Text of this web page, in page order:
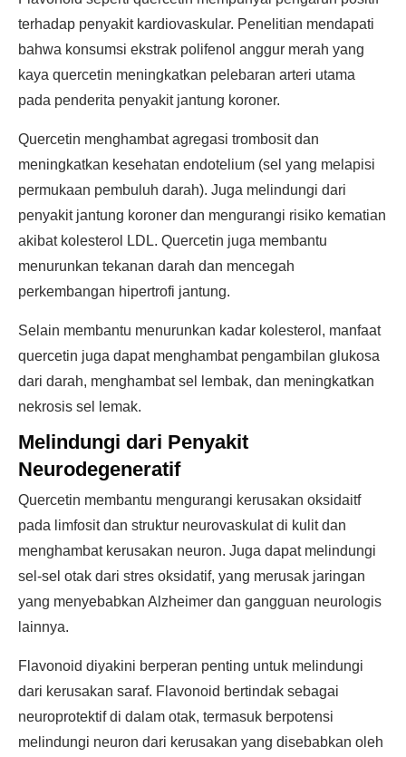
terhadap penyakit kardiovaskular. Penelitian mendapati
bahwa konsumsi ekstrak polifenol anggur merah yang
kaya quercetin meningkatkan pelebaran arteri utama
pada penderita penyakit jantung koroner.
Quercetin menghambat agregasi trombosit dan
meningkatkan kesehatan endotelium (sel yang melapisi
permukaan pembuluh darah). Juga melindungi dari
penyakit jantung koroner dan mengurangi risiko kematian
akibat kolesterol LDL. Quercetin juga membantu
menurunkan tekanan darah dan mencegah
perkembangan hipertrofi jantung.
Selain membantu menurunkan kadar kolesterol, manfaat
quercetin juga dapat menghambat pengambilan glukosa
dari darah, menghambat sel lembak, dan meningkatkan
nekrosis sel lemak.
Melindungi dari Penyakit
Neurodegeneratif
Quercetin membantu mengurangi kerusakan oksidaitf
pada limfosit dan struktur neurovaskulat di kulit dan
menghambat kerusakan neuron. Juga dapat melindungi
sel-sel otak dari stres oksidatif, yang merusak jaringan
yang menyebabkan Alzheimer dan gangguan neurologis
lainnya.
Flavonoid diyakini berperan penting untuk melindungi
dari kerusakan saraf. Flavonoid bertindak sebagai
neuroprotektif di dalam otak, termasuk berpotensi
melindungi neuron dari kerusakan yang disebabkan oleh